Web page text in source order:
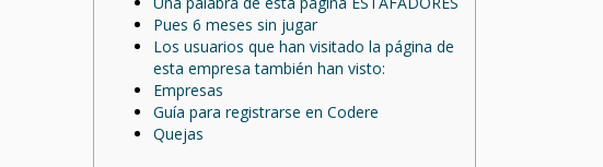
Pues 6 meses sin jugar
Los usuarios que han visitado la página de
esta empresa también han visto:
Empresas
Guía para registrarse en Codere
Quejas